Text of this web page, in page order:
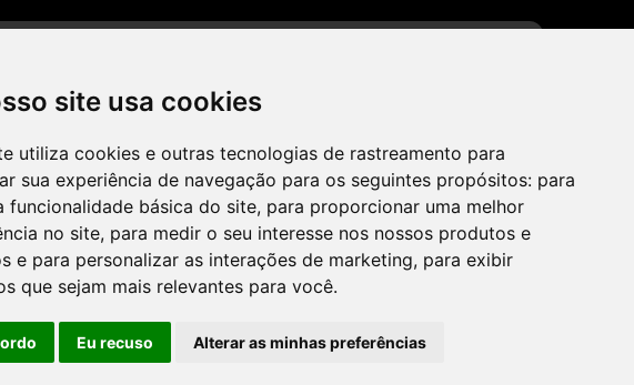
site usa cookies
utiliza cookies e outras tecnologias de rastreamento para
sua experiência de navegação para os seguintes propósitos: para
funcionalidade básica do site, para proporcionar uma melhor
no site, para medir o seu interesse nos nossos produtos e
e para personalizar as interações de marketing, para exibir
que sejam mais relevantes para você.
Eu recuso Alterar as minhas preferências
CADASTRAR